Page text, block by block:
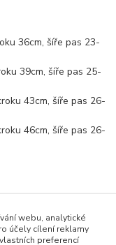
36cm, šíře pas 23-
39cm, šíře pas 25-
43cm, šíře pas 26-
46cm, šíře pas 26-
webu, analytické
účely cílení reklamy
preferencí